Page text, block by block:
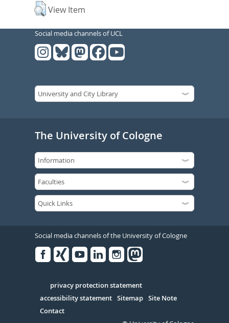
View Item
Social media channels of UCL
The University of Cologne
Social media channels of the University of Cologne
Serivce
privacy protection statement
accessibility statement Sitemap Site Note
Contact